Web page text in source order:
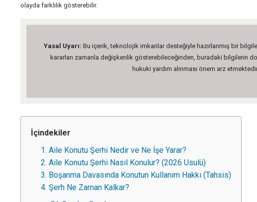
olayda farklılık gösterebilir.
Yasal Uyarı: Bu içerik, teknolojik imkanlar desteğiyle hazırlanmış bir
kararları zamanla değişkenlik gösterebileceğinden, buradaki bilgilerin
hukuki yardım alınması önem arz
İçindekiler
1. Aile Konutu Şerhi Nedir ve Ne İşe Yarar?
2. Aile Konutu Şerhi Nasıl Konulur? (2026 Usulü)
3. Boşanma Davasında Konutun Kullanım Hakkı (Tahsis)
4. Şerh Ne Zaman Kalkar?